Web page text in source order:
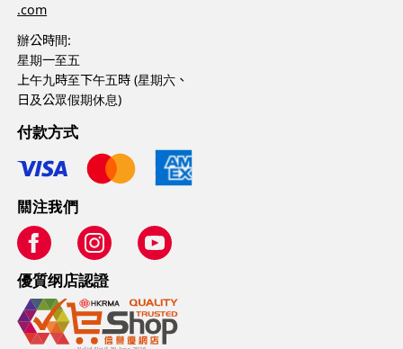
.com
辦公時間:
星期一至五
上午九時至下午五時 (星期六、
日及公眾假期休息)
付款方式
關注我們
優質纲店認證